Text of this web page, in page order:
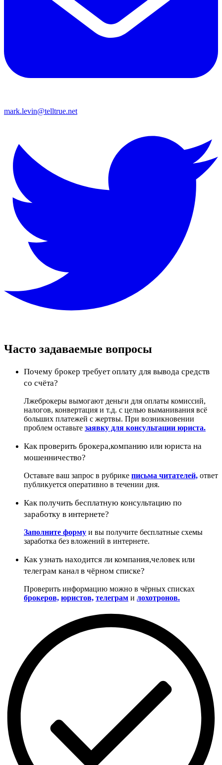
mark.levin@telltrue.net
Часто задаваемые вопросы
Почему брокер требует оплату для вывода средств
со счёта?
Лжеброкеры вымогают деньги для оплаты комиссий,
налогов, конвертация и т.д. с целью выманивания всё
больших платежей с жертвы. При возникновении
проблем оставьте заявку для консультации юриста.
Как проверить брокера,компанию или юриста на
мошенничество?
Оставьте ваш запрос в рубрике письма читателей, ответ
публикуется оперативно в течении дня.
Как получить бесплатную консультацию по
заработку в интернете?
Заполните форму и вы получите бесплатные схемы
заработка без вложений в интернете.
Как узнать находится ли компания,человек или
телеграм канал в чёрном списке?
Проверить информацию можно в чёрных списках
брокеров, юристов, телеграм и лохотронов.